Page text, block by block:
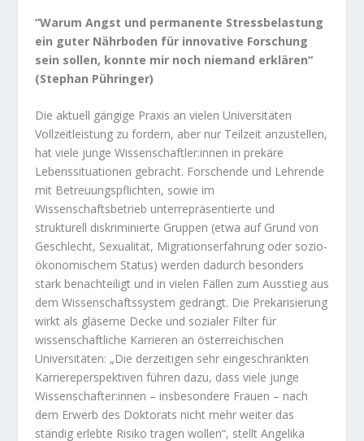
“Warum Angst und permanente Stressbelastung
ein guter Nährboden für innovative Forschung
sein sollen, konnte mir noch niemand erklären“
(Stephan Pühringer)
Die aktuell gängige Praxis an vielen Universitäten
Vollzeitleistung zu fordern, aber nur Teilzeit anzustellen,
hat viele junge Wissenschaftler:innen in prekäre
Lebenssituationen gebracht. Forschende und Lehrende
mit Betreuungspflichten, sowie im
Wissenschaftsbetrieb unterrepräsentierte und
strukturell diskriminierte Gruppen (etwa auf Grund von
Geschlecht, Sexualität, Migrationserfahrung oder sozio-
ökonomischem Status) werden dadurch besonders
stark benachteiligt und in vielen Fällen zum Ausstieg aus
dem Wissenschaftssystem gedrängt. Die Prekarisierung
wirkt als gläserne Decke und sozialer Filter für
wissenschaftliche Karrieren an österreichischen
Universitäten: „Die derzeitigen sehr eingeschränkten
Karriereperspektiven führen dazu, dass viele junge
Wissenschafter:innen – insbesondere Frauen – nach
dem Erwerb des Doktorats nicht mehr weiter das
ständig erlebte Risiko tragen wollen“, stellt Angelika